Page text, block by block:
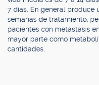
7 días. En general produce
semanas de tratamiento,
pacientes con metástasis
mayor parte como
cantidades.